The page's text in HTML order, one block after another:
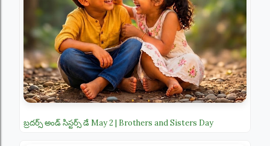
బ్రదర్స్ అండ్ సిస్టర్స్ డే May 2 | Brothers and Sisters Day